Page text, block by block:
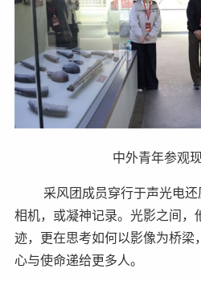
中外青年参观
采风团成员穿行于声光电
相机，或凝神记录。光影之间，
迹，更在思考如何以影像为桥梁
心与使命递给更多人。